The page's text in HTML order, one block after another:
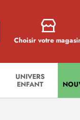
Choisir votre
UNIVERS
ENFANT